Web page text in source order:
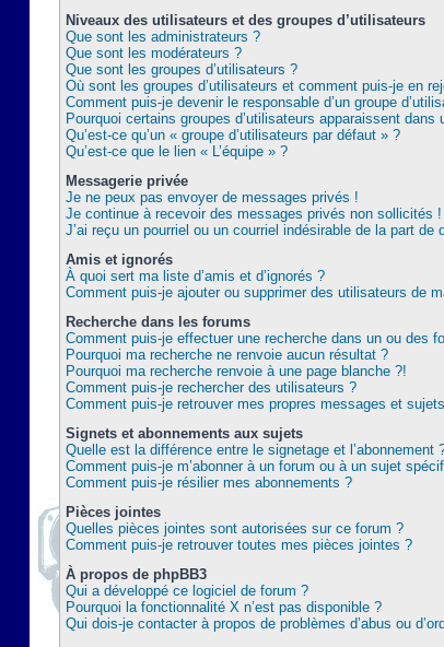
Niveaux des utilisateurs et des groupes d’utilisateurs
Que sont les administrateurs ?
Que sont les modérateurs ?
Que sont les groupes d’utilisateurs ?
Où sont les groupes d’utilisateurs et comment puis-je en
Comment puis-je devenir le responsable d’un groupe
Pourquoi certains groupes d’utilisateurs apparaissent dans
Qu’est-ce qu’un « groupe d’utilisateurs par défaut » ?
Qu’est-ce que le lien « L’équipe » ?
Messagerie privée
Je ne peux pas envoyer de messages privés !
Je continue à recevoir des messages privés non sollicités !
J’ai reçu un pourriel ou un courriel indésirable de la part de
Amis et ignorés
À quoi sert ma liste d’amis et d’ignorés ?
Comment puis-je ajouter ou supprimer des utilisateurs de
Recherche dans les forums
Comment puis-je effectuer une recherche dans un ou des
Pourquoi ma recherche ne renvoie aucun résultat ?
Pourquoi ma recherche renvoie à une page blanche ?!
Comment puis-je rechercher des utilisateurs ?
Comment puis-je retrouver mes propres messages et
Signets et abonnements aux sujets
Quelle est la différence entre le signetage et l’abonnement
Comment puis-je m’abonner à un forum ou à un sujet
Comment puis-je résilier mes abonnements ?
Pièces jointes
Quelles pièces jointes sont autorisées sur ce forum ?
Comment puis-je retrouver toutes mes pièces jointes ?
À propos de phpBB3
Qui a développé ce logiciel de forum ?
Pourquoi la fonctionnalité X n’est pas disponible ?
Qui dois-je contacter à propos de problèmes d’abus ou